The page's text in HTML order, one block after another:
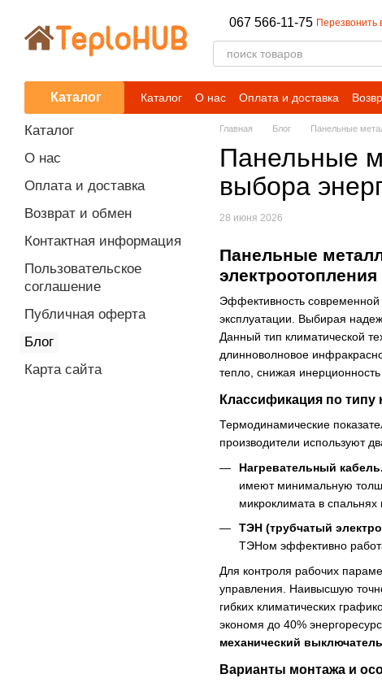
067 566-11-75 Перезвонить
Каталог Каталог О нас Оплата и доставка
Блог
Главная Блог Панельные
Панельные
выбора
28 июня 2026
Панельные
электроотопления
Эффективность современной
эксплуатации. Выбирая
Данный тип климатической
длинноволновое
тепло, снижая
Классификация по типу
Термодинамические
производители используют
Нагревательный кабель.
имеют минимальную
микроклимата в спальнях
ТЭН (трубчатый
ТЭНом эффективно
Для контроля рабочих
управления. Наивысшую
гибких климатических
экономя до 40%
механический выключатель
Варианты монтажа и
Каталог
О нас
Оплата и доставка
Возврат и обмен
Контактная информация
Пользовательское
соглашение
Публичная оферта
Блог
Карта сайта